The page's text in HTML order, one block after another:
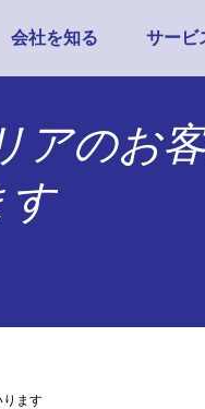
会社を知る サービ
アのお
す
ります